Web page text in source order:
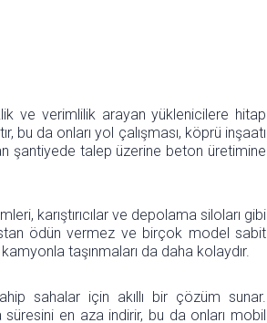
ve verimlilik arayan yüklenicilere hitap
bu da onları yol çalışması, köprü inşaatı
şantiyede talep üzerine beton üretimine
karıştırıcılar ve depolama siloları gibi
ödün vermez ve birçok model sabit
taşınmaları da daha kolaydır.
sahalar için akıllı bir çözüm sunar.
süresini en aza indirir, bu da onları mobil